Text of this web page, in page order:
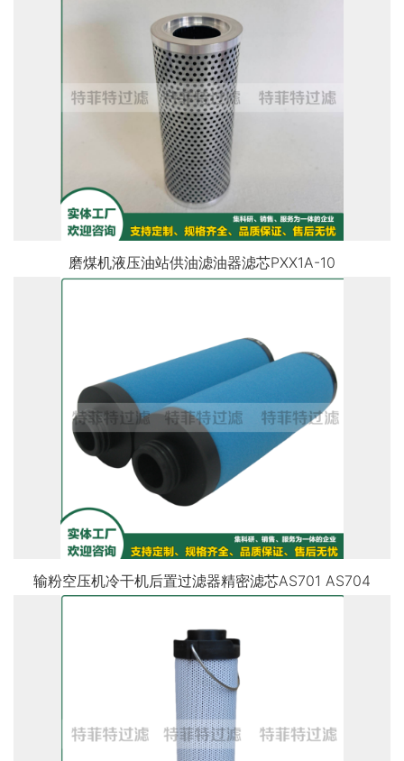
磨煤机液压油站供油滤油器滤芯PXX1A-10
输粉空压机冷干机后置过滤器精密滤芯AS701 AS704